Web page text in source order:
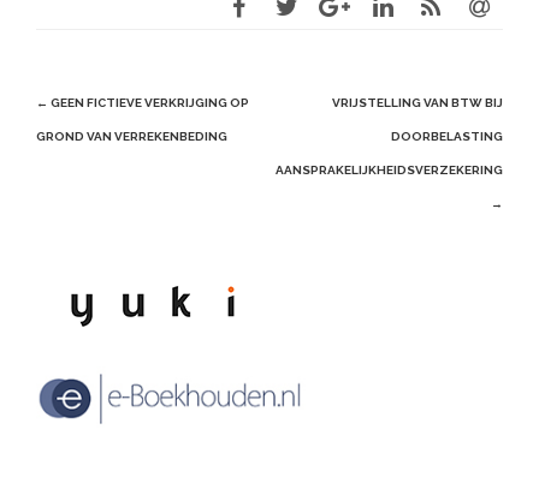
Post
navigation
← GEEN FICTIEVE VERKRIJGING OP
GROND VAN VERREKENBEDING
VRIJSTELLING VAN BTW BIJ
DOORBELASTING
AANSPRAKELIJKHEIDSVERZEKERING
→